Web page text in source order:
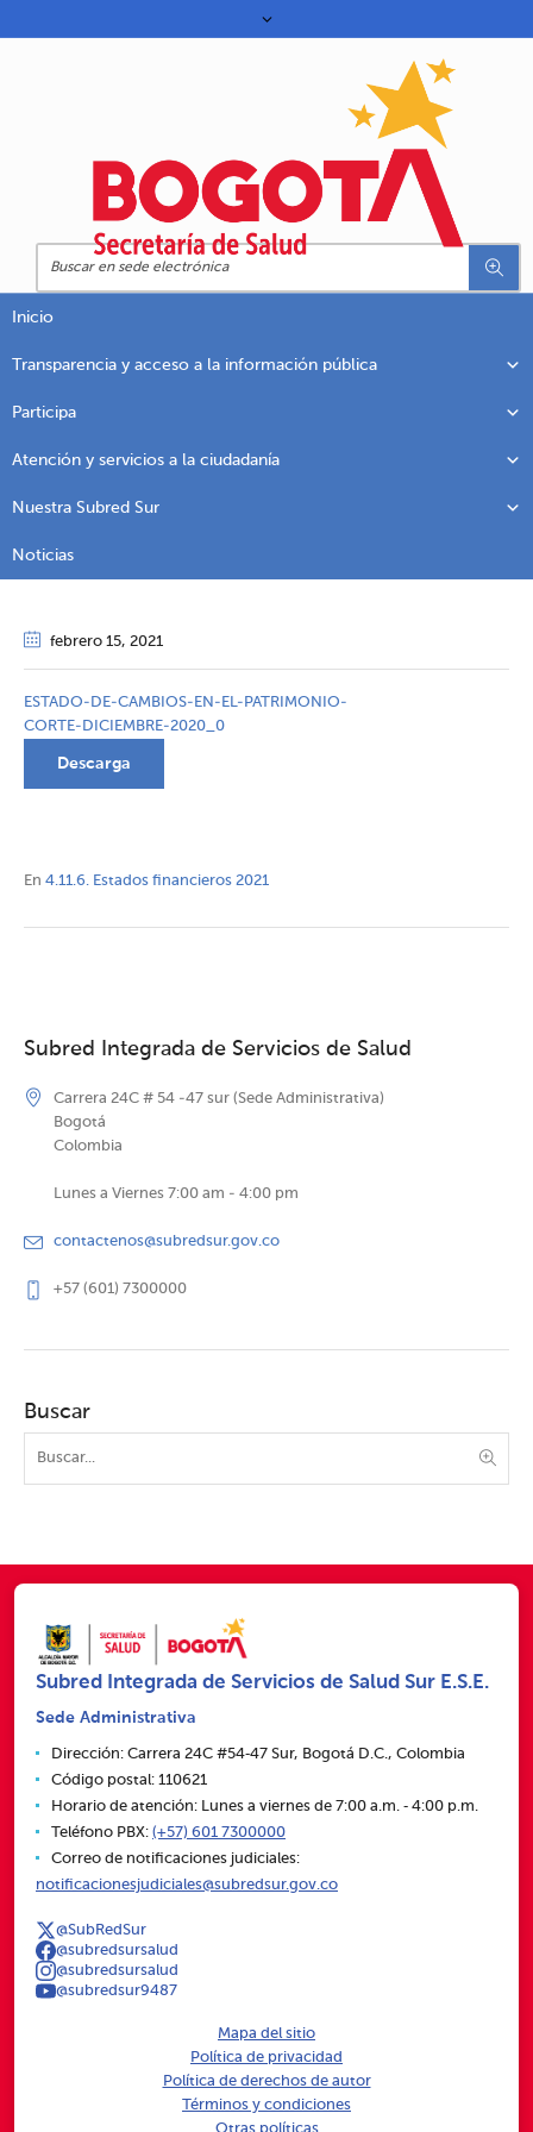
Inicio
Transparencia y acceso a la información pública
Participa
Atención y servicios a la ciudadanía
Nuestra Subred Sur
Noticias
febrero 15, 2021
ESTADO-DE-CAMBIOS-EN-EL-PATRIMONIO-
CORTE-DICIEMBRE-2020_0
Descarga
En 4.11.6. Estados financieros 2021
Subred Integrada de Servicios de Salud
Carrera 24C # 54 -47 sur (Sede Administrativa)
Bogotá
Colombia
Lunes a Viernes 7:00 am - 4:00 pm
contactenos@subredsur.gov.co
+57 (601) 7300000
Buscar
Subred Integrada de Servicios de Salud Sur E.S.E.
Sede Administrativa
Dirección: Carrera 24C #54‑47 Sur, Bogotá D.C., Colombia
Código postal: 110621
Horario de atención: Lunes a viernes de 7:00 a.m. ‑ 4:00 p.m.
Teléfono PBX: (+57) 601 7300000
Correo de notificaciones judiciales:
notificacionesjudiciales@subredsur.gov.co
@SubRedSur
@subredsursalud
@subredsursalud
@subredsur9487
Mapa del sitio
Política de privacidad
Política de derechos de autor
Términos y condiciones
Otras políticas